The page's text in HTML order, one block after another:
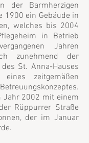
der Barmherzigen
1900 ein Gebäude in
welches bis 2004
in Betrieb
Jahren
zunehmend der
St. Anna-Hauses
zeitgemäßen
Jahr 2002 mit einem
Rüppurrer Straße
der im Januar